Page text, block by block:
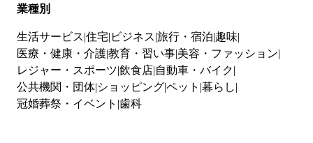
業種別
生活サービス 住宅 ビジネス 旅行・宿泊 趣味
医療・健康・介護教育・習い事 美容・ファッション
レジャー・スポーツ 飲食店 自動車・バイク
公共機関・団体 ショッピングペット 暮らし
冠婚葬祭・イベント 歯科